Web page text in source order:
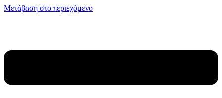
Μετάβαση στο περιεχόμενο